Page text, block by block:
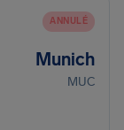
ANNULÉ
Munich
MUC